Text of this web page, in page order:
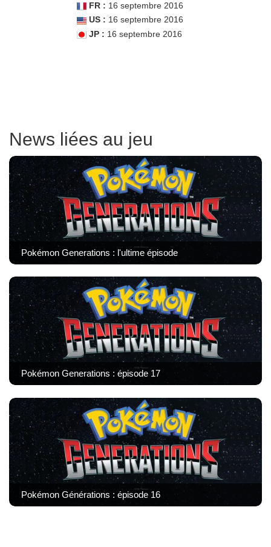
FR : 16 septembre 2016
US : 16 septembre 2016
JP : 16 septembre 2016
News liées au jeu
Pokémon Generations : l'ultime épisode
Pokémon Generations : épisode 17
Pokémon Générations : épisode 16